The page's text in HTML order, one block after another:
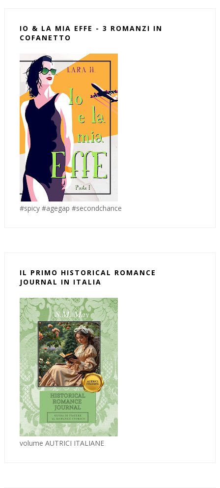
IO & LA MIA EFFE - 3 ROMANZI IN
COFANETTO
#spicy #agegap #secondchance
IL PRIMO HISTORICAL ROMANCE
JOURNAL IN ITALIA
volume AUTRICI ITALIANE